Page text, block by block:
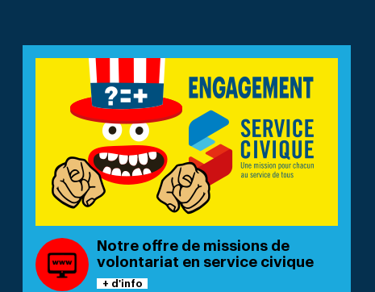
Notre offre de missions de
volontariat en service civique
+ d'info